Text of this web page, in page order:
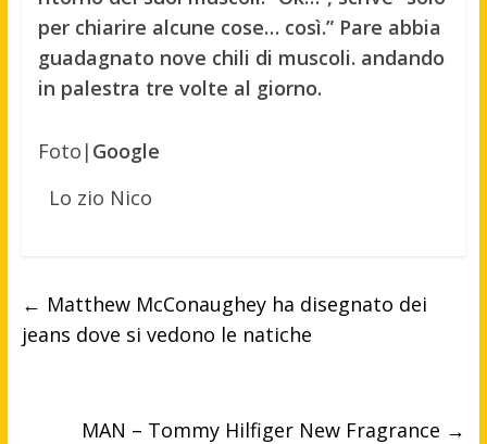
per chiarire alcune cose… così.” Pare abbia
guadagnato nove chili di muscoli. andando
in palestra tre volte al giorno.
Foto| Google
Lo zio Nico
← Matthew McConaughey ha disegnato dei
jeans dove si vedono le natiche
MAN – Tommy Hilfiger New Fragrance →